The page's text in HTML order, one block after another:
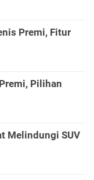
Premi, Fitur
Pilihan
Melindungi SUV